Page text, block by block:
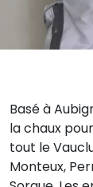
Basé à
la chaux
tout le
Monteux,